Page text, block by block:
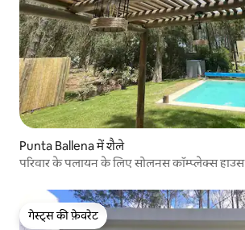
Punta Ballena में शैले
परिवार के पलायन के लिए सोलनस कॉम्प्लेक्स हाउस
गेस्ट्स की फ़ेवरेट
गेस्ट्स की फ़ेवरेट